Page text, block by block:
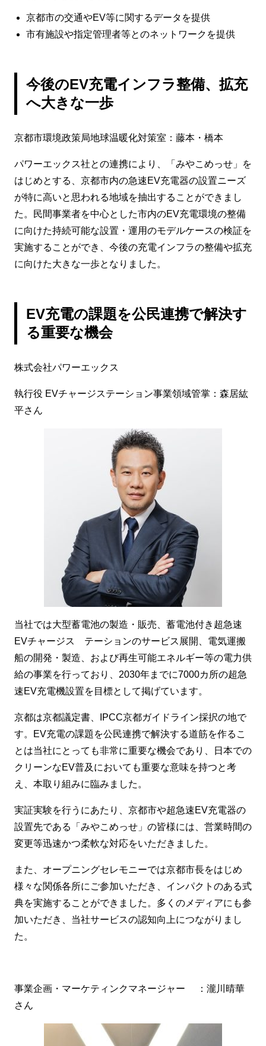
京都市の交通やEV等に関するデータを提供
市有施設や指定管理者等とのネットワークを提供
今後のEV充電インフラ整備、拡充
へ大きな一歩
京都市環境政策局地球温暖化対策室：藤本・橋本
パワーエックス社との連携により、「みやこめっせ」を
はじめとする、京都市内の急速EV充電器の設置ニーズ
が特に高いと思われる地域を抽出することができまし
た。民間事業者を中心とした市内のEV充電環境の整備
に向けた持続可能な設置・運用のモデルケースの検証を
実施することができ、今後の充電インフラの整備や拡充
に向けた大きな一歩となりました。
EV充電の課題を公民連携で解決す
る重要な機会
株式会社パワーエックス
執行役 EVチャージステーション事業領域管掌：森居紘
平さん
当社では大型蓄電池の製造・販売、蓄電池付き超急速
EVチャージス テーションのサービス展開、電気運搬
船の開発・製造、および再生可能エネルギー等の電力供
給の事業を行っており、2030年までに7000カ所の超急
速EV充電機設置を目標として掲げています。
京都は京都議定書、IPCC京都ガイドライン採択の地で
す。EV充電の課題を公民連携で解決する道筋を作るこ
とは当社にとっても非常に重要な機会であり、日本での
クリーンなEV普及においても重要な意味を持つと考
え、本取り組みに臨みました。
実証実験を行うにあたり、京都市や超急速EV充電器の
設置先である「みやこめっせ」の皆様には、営業時間の
変更等迅速かつ柔軟な対応をいただきました。
また、オープニングセレモニーでは京都市長をはじめ
様々な関係各所にご参加いただき、インパクトのある式
典を実施することができました。多くのメディアにも参
加いただき、当社サービスの認知向上につながりまし
た。
事業企画・マーケティンクマネージャー ：瀧川晴華
さん